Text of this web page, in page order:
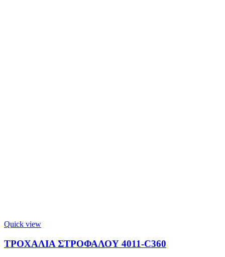
Quick view
ΤΡΟΧΑΛΙΑ ΣΤΡΟΦΑΛΟΥ 4011-C360